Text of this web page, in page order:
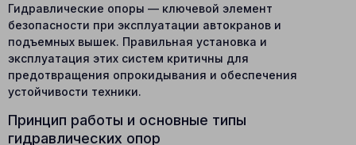
Гидравлические опоры — ключевой элемент
безопасности при эксплуатации автокранов и
подъемных вышек. Правильная установка и
эксплуатация этих систем критичны для
предотвращения опрокидывания и обеспечения
устойчивости техники.
Принцип работы и основные типы
гидравлических опор